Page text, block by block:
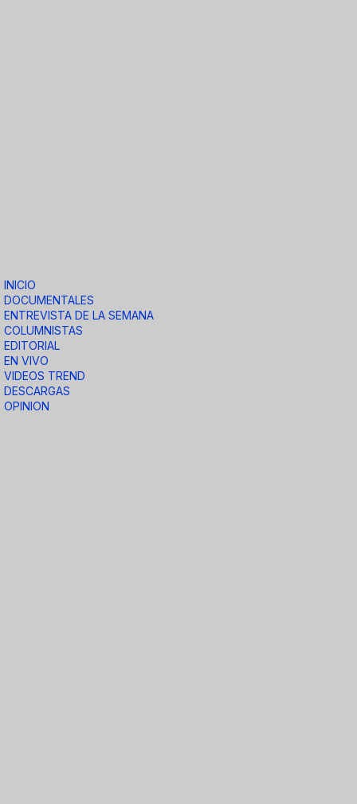
INICIO
DOCUMENTALES
ENTREVISTA DE LA SEMANA
COLUMNISTAS
EDITORIAL
EN VIVO
VIDEOS TREND
DESCARGAS
OPINION